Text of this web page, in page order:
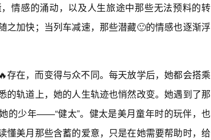
情感的涌动，以及人生旅途中那些无法预料的转
之加快；当列车减速，那些潜藏🙂的情感也逐渐浮
存在，而变得与众不同。每天放学后，她都会搭乘
的轨道上，她的人生轨迹也悄然改变。她遇到了那
的少年——“健太”。健太是美月童年时的玩伴，也
懂美月那些含蓄的爱意，只是在她需要帮助时，给